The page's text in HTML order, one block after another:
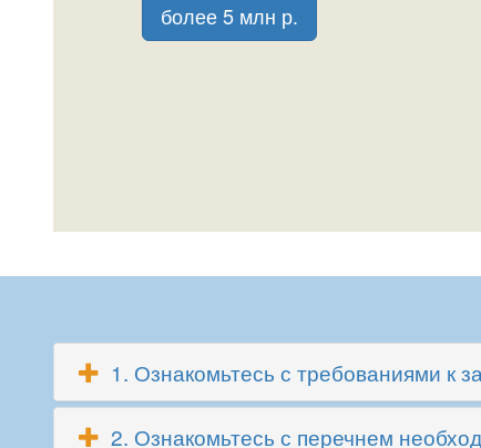
более 5 млн р.
1. Ознакомьтесь с требованиями к
2. Ознакомьтесь с перечнем